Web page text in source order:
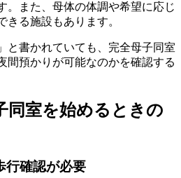
。また、母体の体調や希望に応じ
きる施設もあります。
と書かれていても、 完全母子同室
間預かりが可能なのかを確認する
同室を始めるときの
行確認が必要